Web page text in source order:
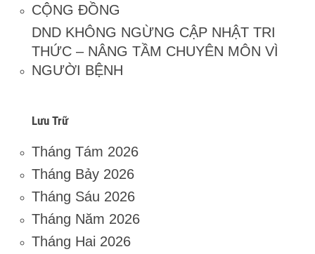
CỘNG ĐỒNG
DND KHÔNG NGỪNG CẬP NHẬT TRI
THỨC – NÂNG TẦM CHUYÊN MÔN VÌ
NGƯỜI BỆNH
Lưu Trữ
Tháng Tám 2026
Tháng Bảy 2026
Tháng Sáu 2026
Tháng Năm 2026
Tháng Hai 2026